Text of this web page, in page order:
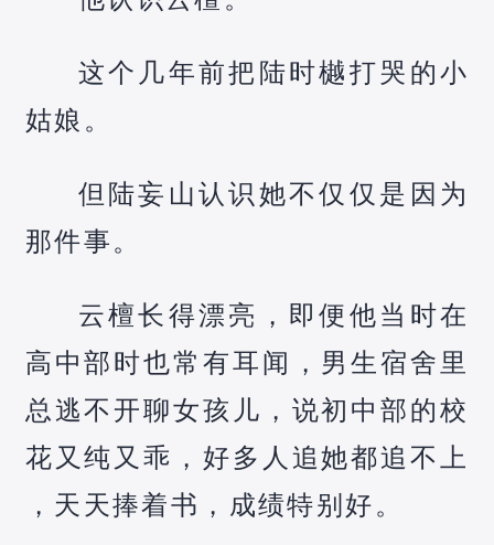
这个几年前把陆时樾打哭的小
姑娘。
但陆妄山认识她不仅仅是因为
那件事。
云檀长得漂亮，即便他当时在
高中部时也常有耳闻，男生宿舍里
总逃不开聊女孩儿，说初中部的校
花又纯又乖，好多人追她都追不上
，天天捧着书，成绩特别好。